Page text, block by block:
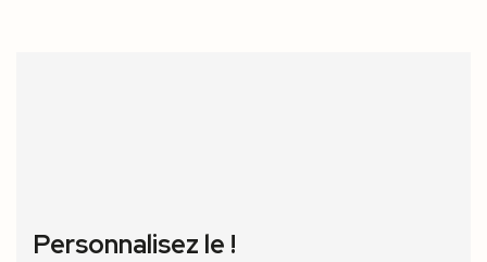
Personnalisez le !